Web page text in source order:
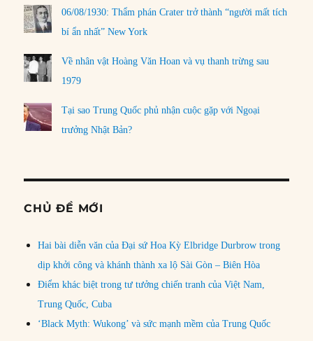
06/08/1930: Thẩm phán Crater trở thành “người mất tích
bí ẩn nhất” New York
Về nhân vật Hoàng Văn Hoan và vụ thanh trừng sau
1979
Tại sao Trung Quốc phủ nhận cuộc gặp với Ngoại
trưởng Nhật Bản?
CHỦ ĐỀ MỚI
Hai bài diễn văn của Đại sứ Hoa Kỳ Elbridge Durbrow trong
dịp khởi công và khánh thành xa lộ Sài Gòn – Biên Hòa
Điểm khác biệt trong tư tưởng chiến tranh của Việt Nam,
Trung Quốc, Cuba
‘Black Myth: Wukong’ và sức mạnh mềm của Trung Quốc